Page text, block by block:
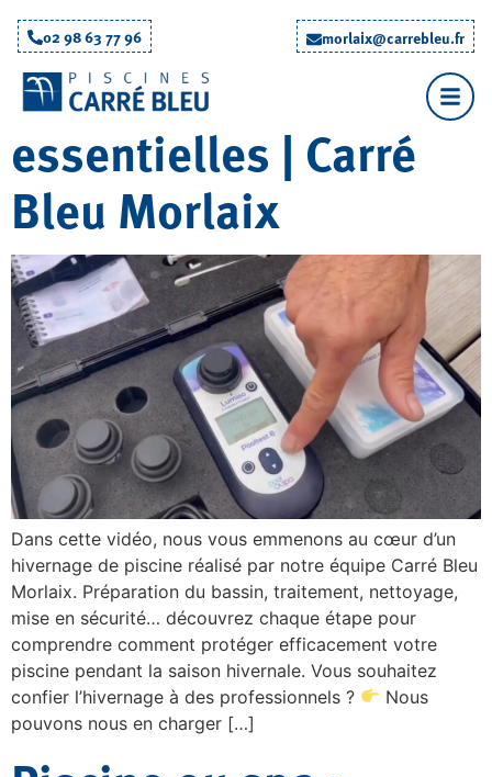
02 98 63 77 96 morlaix@carrebleu.fr
Hivernage de piscine :
découvrez nos étapes
essentielles | Carré
Bleu Morlaix
Dans cette vidéo, nous vous emmenons au cœur d’un
hivernage de piscine réalisé par notre équipe Carré Bleu
Morlaix. Préparation du bassin, traitement, nettoyage,
mise en sécurité… découvrez chaque étape pour
comprendre comment protéger efficacement votre
piscine pendant la saison hivernale. Vous souhaitez
confier l’hivernage à des professionnels ?
Nous
pouvons nous en charger […]